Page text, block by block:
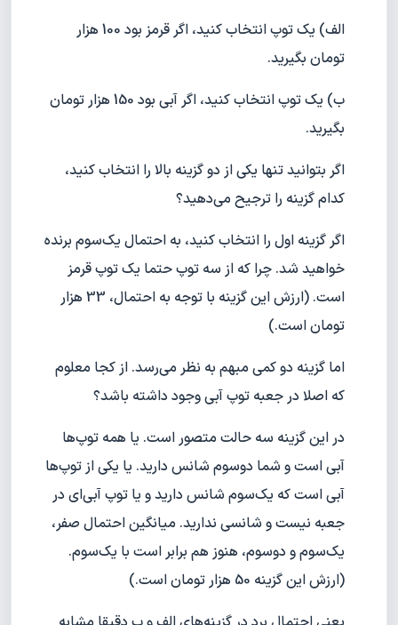
الف) یک توپ انتخاب کنید، اگر قرمز بود 100 هزار
تومان بگیرید.
ب) یک توپ انتخاب کنید، اگر آبی بود 150 هزار تومان
بگیرید.
اگر بتوانید تنها یکی از دو گزینه بالا را انتخاب کنید،
کدام گزینه را ترجیح می‌دهید؟
اگر گزینه اول را انتخاب کنید، به احتمال یک‌سوم برنده
خواهید شد. چرا که از سه توپ حتما یک توپ قرمز
است. (ارزش این گزینه با توجه به احتمال، 33 هزار
تومان است.)
اما گزینه دو کمی مبهم به نظر می‌رسد. از کجا معلوم
که اصلا در جعبه توپ آبی وجود داشته باشد؟
در این گزینه سه حالت متصور است. یا همه توپ‌ها
آبی است و شما دوسوم شانس دارید. یا یکی از توپ‌ها
آبی است که یک‌سوم شانس دارید و یا توپ آبی‌ای در
جعبه نیست و شانسی ندارید. میانگین احتمال صفر،
یک‌سوم و دوسوم، هنوز هم برابر است با یک‌سوم.
(ارزش این گزینه 50 هزار تومان است.)